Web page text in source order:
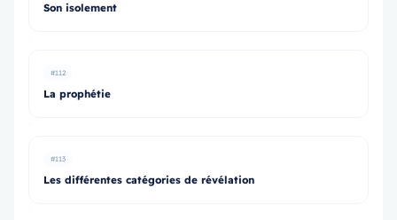
Son isolement
#112
La prophétie
#113
Les différentes catégories de révélation